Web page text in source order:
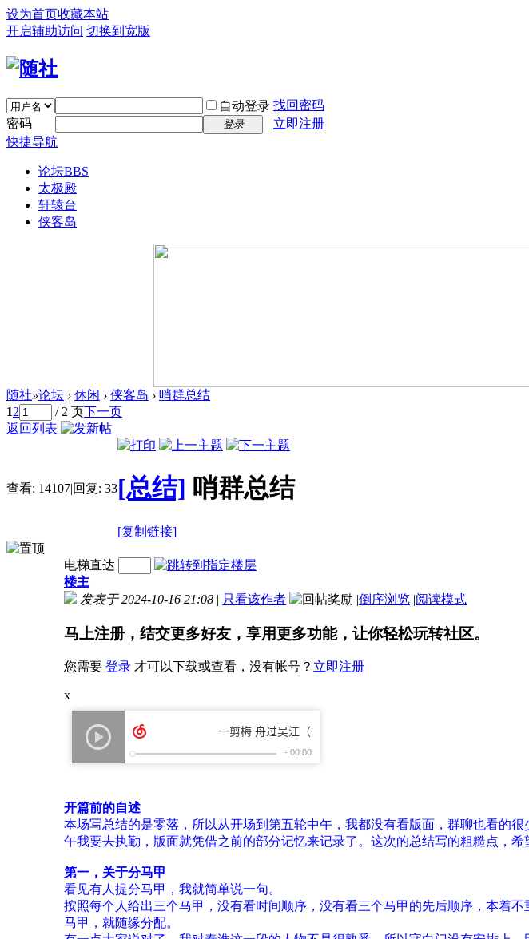
设为首页收藏本站
开启辅助访问 切换到宽版
自动登录 找回密码
密码
登录
立即注册
快捷导航
论坛BBS
太极殿
轩辕台
侠客岛
随社»论坛 › 休闲 › 侠客岛 › 哨群总结
12 / 2 页下一页
返回列表
查看: 14107|回复: 33[总结] 哨群总结
[复制链接]
电梯直达
楼主
发表于 2024-10-16 21:08 | 只看该作者 |倒序浏览 |阅读模式
马上注册，结交更多好友，享用更多功能，让你轻松玩转社区。
您需要 登录 才可以下载或查看，没有帐号？ 立即注册
x
开篇前的自述
本场写总结的是零落，所以从开场到第五轮中午，我都没有看版面，群聊也看的
午我要去执勤，版面就凭借之前的部分记忆来记录了。这次的总结写的粗糙点，希
第一，关于分马甲
看见有人提分马甲，我就简单说一句。
按照每个人给出三个马甲，没有看时间顺序，没有看三个马甲的先后顺序，本着
马甲，就随缘分配。